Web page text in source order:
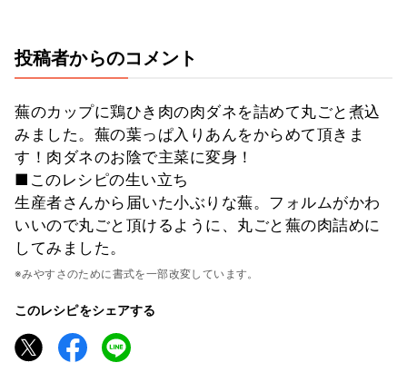
投稿者からのコメント
蕪のカップに鶏ひき肉の肉ダネを詰めて丸ごと煮込
みました。蕪の葉っぱ入りあんをからめて頂きま
す！肉ダネのお陰で主菜に変身！
■このレシピの生い立ち
生産者さんから届いた小ぶりな蕪。フォルムがかわ
いいので丸ごと頂けるように、丸ごと蕪の肉詰めに
してみました。
※みやすさのために書式を一部改変しています。
このレシピをシェアする